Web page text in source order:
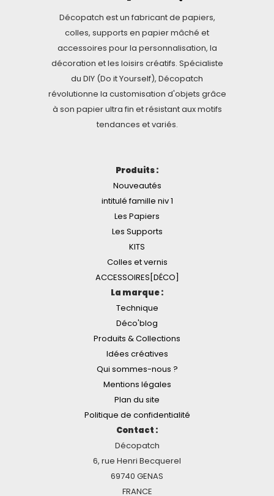
Décopatch est un fabricant de papiers,
colles, supports en papier mâché et
accessoires pour la personnalisation, la
décoration et les loisirs créatifs. Spécialiste
du DIY (Do it Yourself), Décopatch
révolutionne la customisation d'objets grâce
à son papier ultra fin et résistant aux motifs
tendances et variés.
Produits :
Nouveautés
intitulé famille niv 1
Les Papiers
Les Supports
KITS
Colles et vernis
ACCESSOIRES[DÉCO]
La marque :
Technique
Déco'blog
Produits & Collections
Idées créatives
Qui sommes-nous ?
Mentions légales
Plan du site
Politique de confidentialité
Contact :
Décopatch
6, rue Henri Becquerel
69740 GENAS
FRANCE